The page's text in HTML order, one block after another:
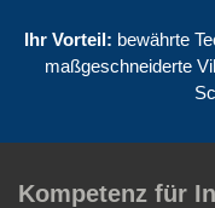
Ihr Vorteil: bewährte
maßgeschneiderte
Kompetenz für